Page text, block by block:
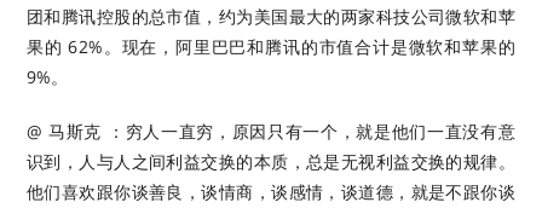
团和腾讯控股的总市值，约为美国最大的两家科技公司微软和苹
果的 62%。现在，阿里巴巴和腾讯的市值合计是微软和苹果的
9%。 ​​​
@ 马斯克 ​​：穷人一直穷，原因只有一个，就是他们一直没有意
识到，人与人之间利益交换的本质，总是无视利益交换的规律。
他们喜欢跟你谈善良，谈情商，谈感情，谈道德，就是不跟你谈